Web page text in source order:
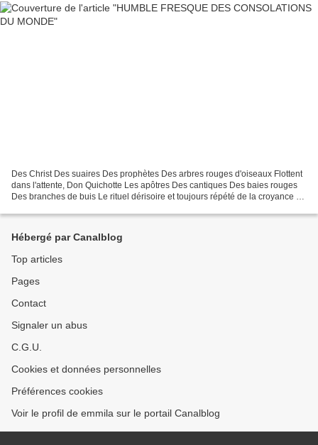
Des Christ Des suaires Des prophètes Des arbres rouges d'oiseaux Flottent
dans l'attente, Don Quichotte Les apôtres Des cantiques Des baies rouges
Des branches de buis Le rituel dérisoire et toujours répété de la croyance en
Hébergé par Canalblog
Top articles
Pages
Contact
Signaler un abus
C.G.U.
Cookies et données personnelles
Préférences cookies
Voir le profil de emmila sur le portail Canalblog